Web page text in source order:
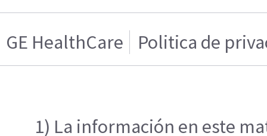
GE HealthCare Politica de
1) La información en este